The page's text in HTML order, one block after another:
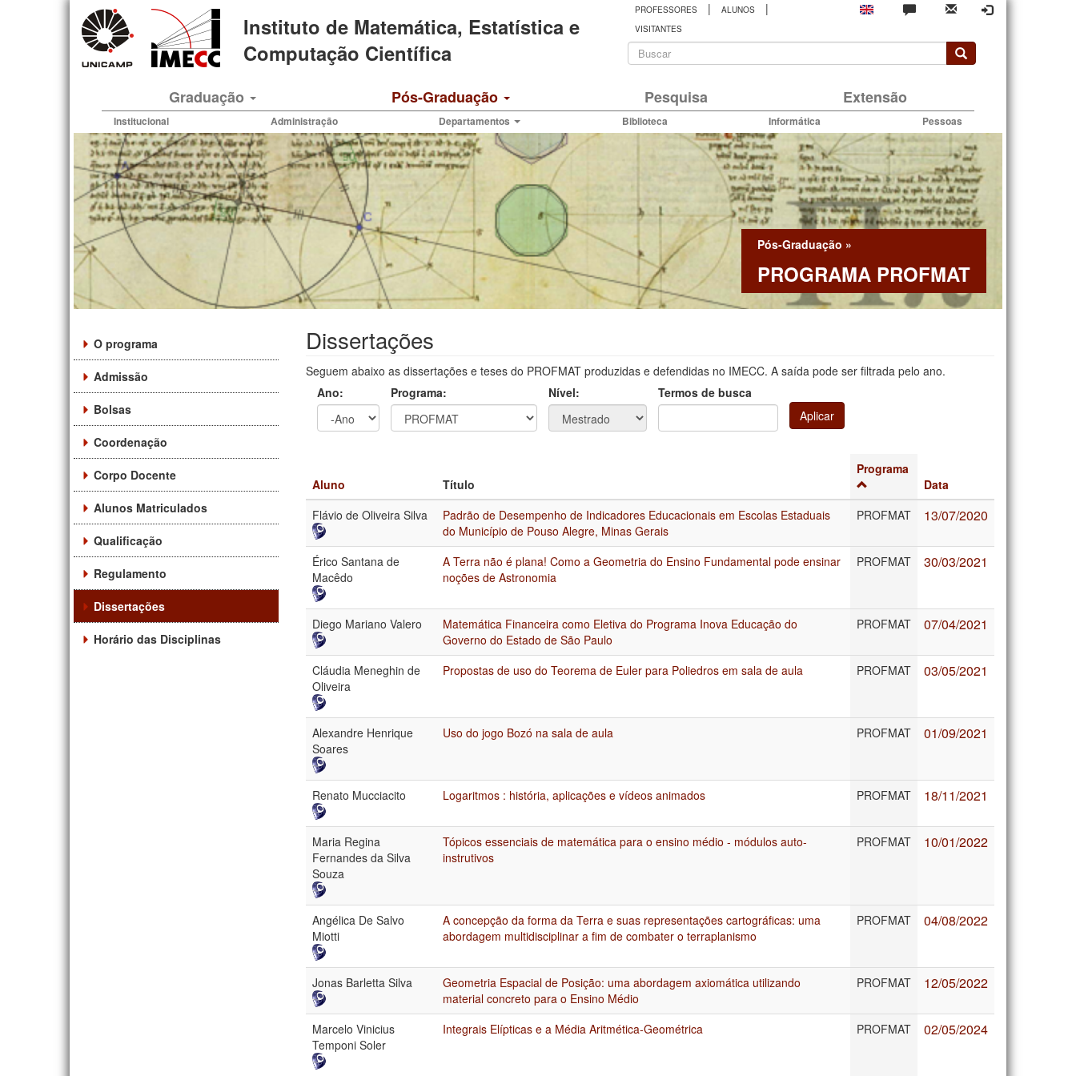
Instituto de Matemática, Estatística e
Computação Científica
PROFESSORES | ALUNOS |
VISITANTES
Formulário
busca
Graduação Pós-Graduação Pesquisa Extensão
Institucional Administração Departamentos Biblioteca Informática Pessoas
Pós-Graduação »
PROGRAMA PROFMAT
O programa
Admissão
Bolsas
Coordenação
Corpo Docente
Alunos Matriculados
Qualificação
Regulamento
Dissertações
Horário das Disciplinas
Dissertações
Seguem abaixo as dissertações e teses do PROFMAT produzidas e defendidas no IMECC. A saída pode ser filtrada pelo ano.
Ano:
Programa: Nível:
Termos de busca
Aplicar
Aluno Título
Programa
Data
Flávio de Oliveira Silva
Padrão de Desempenho de Indicadores Educacionais em Escolas Estaduais
do Município de Pouso Alegre, Minas Gerais
PROFMAT 13/07/2020
Érico Santana de
Macêdo
A Terra não é plana! Como a Geometria do Ensino Fundamental pode ensinar
noções de Astronomia
PROFMAT 30/03/2021
Diego Mariano Valero
Matemática Financeira como Eletiva do Programa Inova Educação do
Governo do Estado de São Paulo
PROFMAT 07/04/2021
Cláudia Meneghin de
Oliveira
Propostas de uso do Teorema de Euler para Poliedros em sala de aula PROFMAT 03/05/2021
Alexandre Henrique
Soares
Uso do jogo Bozó na sala de aula PROFMAT 01/09/2021
Renato Mucciacito Logaritmos : história, aplicações e vídeos animados PROFMAT 18/11/2021
Maria Regina
Fernandes da Silva
Souza
Tópicos essenciais de matemática para o ensino médio - módulos auto-
instrutivos
PROFMAT 10/01/2022
Angélica De Salvo
Miotti
A concepção da forma da Terra e suas representações cartográficas: uma
abordagem multidisciplinar a fim de combater o terraplanismo
PROFMAT 04/08/2022
Jonas Barletta Silva
Geometria Espacial de Posição: uma abordagem axiomática utilizando
material concreto para o Ensino Médio
PROFMAT 12/05/2022
Marcelo Vinicius
Temponi Soler
Integrais Elípticas e a Média Aritmética-Geométrica PROFMAT 02/05/2024